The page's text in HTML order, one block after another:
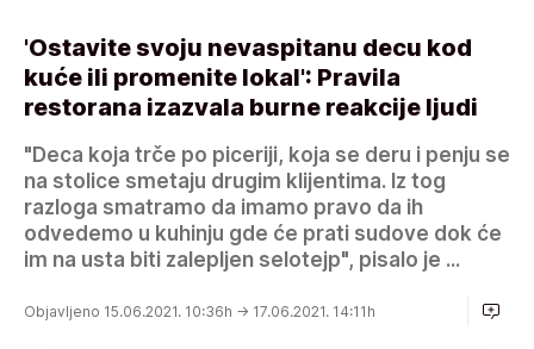
'Ostavite svoju nevaspitanu decu kod
kuće ili promenite lokal': Pravila
restorana izazvala burne reakcije ljudi
"Deca koja trče po piceriji, koja se deru i penju se
na stolice smetaju drugim klijentima. Iz tog
razloga smatramo da imamo pravo da ih
odvedemo u kuhinju gde će prati sudove dok će
im na usta biti zalepljen selotejp", pisalo je ...
Objavljeno 15.06.2021. 10:36h → 17.06.2021. 14:11h